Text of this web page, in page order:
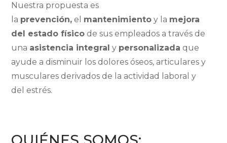
Nuestra propuesta es
la prevención, el mantenimiento y la mejora
del estado físico de sus empleados a través de
una asistencia integral y personalizada que
ayude a disminuir los dolores óseos, articulares y
musculares derivados de la actividad laboral y
del estrés.